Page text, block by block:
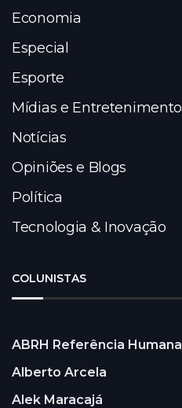
Economia
Especial
Esporte
Mídias e Entretenimento
Notícias
Opiniões e Blogs
Política
Tecnologia & Inovação
COLUNISTAS
ABRH Referência Humana
Alberto Arcela
Alek Maracajá